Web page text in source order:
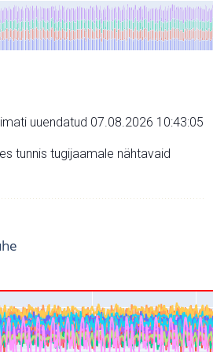
uuendatud 07.08.2026 10:43:05
tunnis tugijaamale nähtavaid